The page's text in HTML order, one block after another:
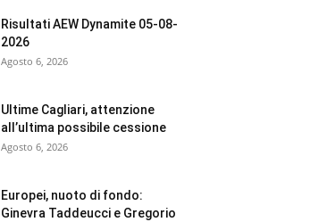
Risultati AEW Dynamite 05-08-
2026
Agosto 6, 2026
Ultime Cagliari, attenzione
all’ultima possibile cessione
Agosto 6, 2026
Europei, nuoto di fondo:
Ginevra Taddeucci e Gregorio